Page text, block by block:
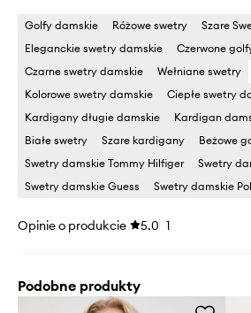
Golfy damskie Różowe swetry
Szare
Eleganckie swetry damskie
Czerwone
Czarne swetry damskie
Wełniane swetry
Kolorowe swetry damskie
Ciepłe swetry
Kardigany długie damskie
Kardigan
Białe swetry
Szare kardigany Beżowe
Swetry damskie Tommy Hilfiger
Swetry
Swetry damskie Guess
Swetry damskie
Opinie o produkcie 5.0 1
Podobne produkty